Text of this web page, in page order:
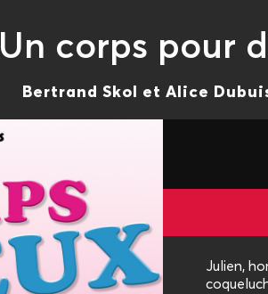
Un corps pour
Bertrand Skol et Alice
Julien,